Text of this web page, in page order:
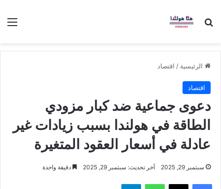
بحث عن
الرئيسية / اقتصاد
اقتصاد
دعوى جماعية ضد كبار مزودي
الطاقة في هولندا بسبب زيادات غير
عادلة في أسعار العقود المتغيرة
سبتمبر 29, 2025 آخر تحديث: سبتمبر 29, 2025 دقيقة واحدة
فيسبوك ‫X واتساب تيلقرام